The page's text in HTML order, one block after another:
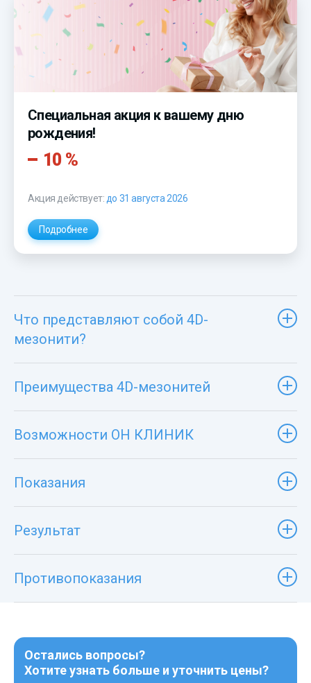
Специальная акция к вашему дню
рождения!
10 %
Акция действует: до 31 августа 2026
Подробнее
Что представляют собой 4D-
мезонити?
Преимущества 4D-мезонитей
Возможности ОН КЛИНИК
Показания
Результат
Противопоказания
Остались вопросы?
Хотите узнать больше и уточнить цены?